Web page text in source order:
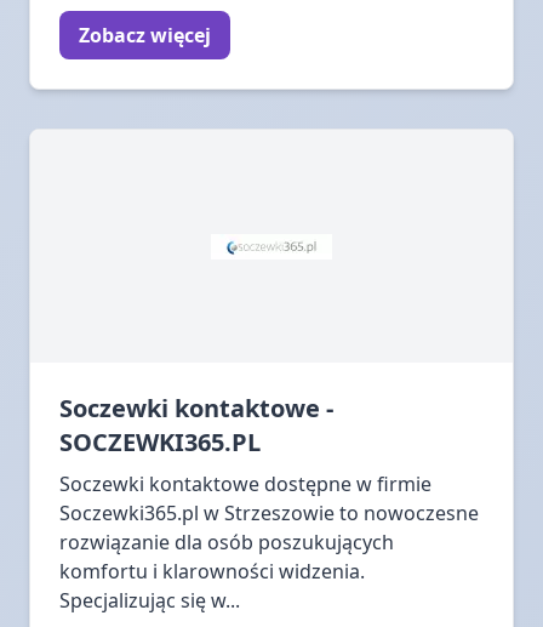
Zobacz więcej
Soczewki kontaktowe -
SOCZEWKI365.PL
Soczewki kontaktowe dostępne w firmie
Soczewki365.pl w Strzeszowie to nowoczesne
rozwiązanie dla osób poszukujących
komfortu i klarowności widzenia.
Specjalizując się w...